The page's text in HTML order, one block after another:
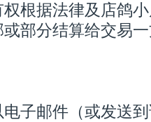
根据法律及店鸽
部分结算给交易
电子邮件（或发送